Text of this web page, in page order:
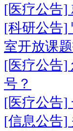
[医疗公告]
[科研公告]
室开放课
[医疗公告]
号？
[医疗公告]
[信息公告]